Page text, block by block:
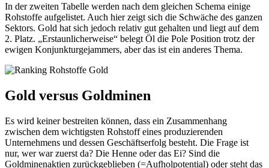
In der zweiten Tabelle werden nach dem gleichen Schema einige
Rohstoffe aufgelistet. Auch hier zeigt sich die Schwäche des ganzen
Sektors. Gold hat sich jedoch relativ gut gehalten und liegt auf dem
2. Platz. „Erstaunlicherweise“ belegt Öl die Pole Position trotz der
ewigen Konjunkturgejammers, aber das ist ein anderes Thema.
Gold versus Goldminen
Es wird keiner bestreiten können, dass ein Zusammenhang
zwischen dem wichtigsten Rohstoff eines produzierenden
Unternehmens und dessen Geschäftserfolg besteht. Die Frage ist
nur, wer war zuerst da? Die Henne oder das Ei? Sind die
Goldminenaktien zurückgeblieben (=Aufholpotential) oder steht das